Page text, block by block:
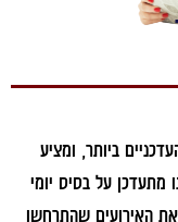
ביותר, ומציע
על בסיס יומי
שהתרחשו